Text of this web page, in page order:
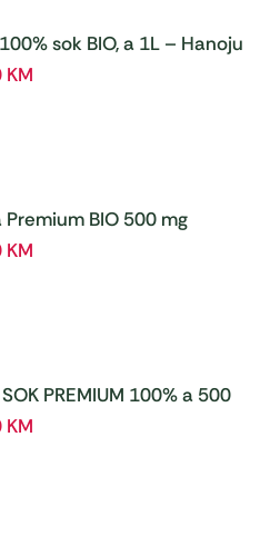
sok BIO, a 1L – Hanoju
KM
Premium BIO 500 mg
a180 tbl – Hanoju
KM
PREMIUM 100% a 500
KM